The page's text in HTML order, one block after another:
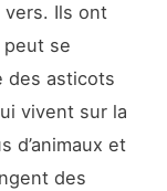
vers. Ils ont
se
des asticots
vivent sur la
d’animaux et
des